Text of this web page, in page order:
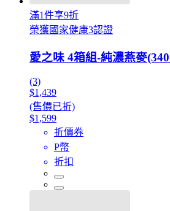
滿1件享9折
榮獲國家健康3認證
愛之味 4箱組-純濃燕麥
(3)
$1,439
(售價已折)
$1,599
折價券
P幣
折扣